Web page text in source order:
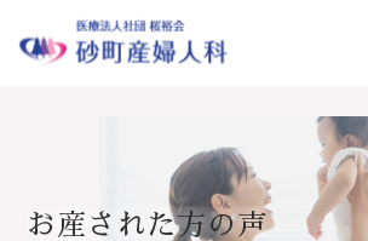
お産された方の声